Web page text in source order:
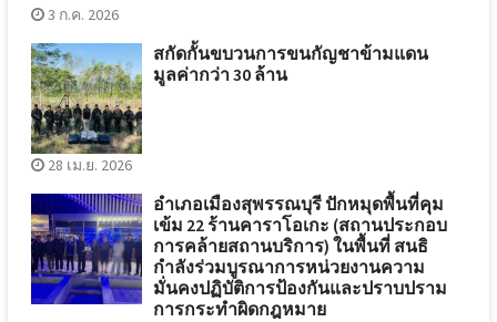
3 ก.ค. 2026
สกัดกั้นขบวนการขนกัญชาข้ามแดน
มูลค่ากว่า 30 ล้าน
28 เม.ย. 2026
อำเภอเมืองสุพรรณบุรี ปักหมุดพื้นที่คุม
เข้ม 22 ร้านคาราโอเกะ (สถานประกอบ
การคล้ายสถานบริการ) ในพื้นที่ สนธิ
กำลังร่วมบูรณาการหน่วยงานความ
มั่นคงปฏิบัติการป้องกันและปราบปราม
การกระทำผิดกฎหมาย